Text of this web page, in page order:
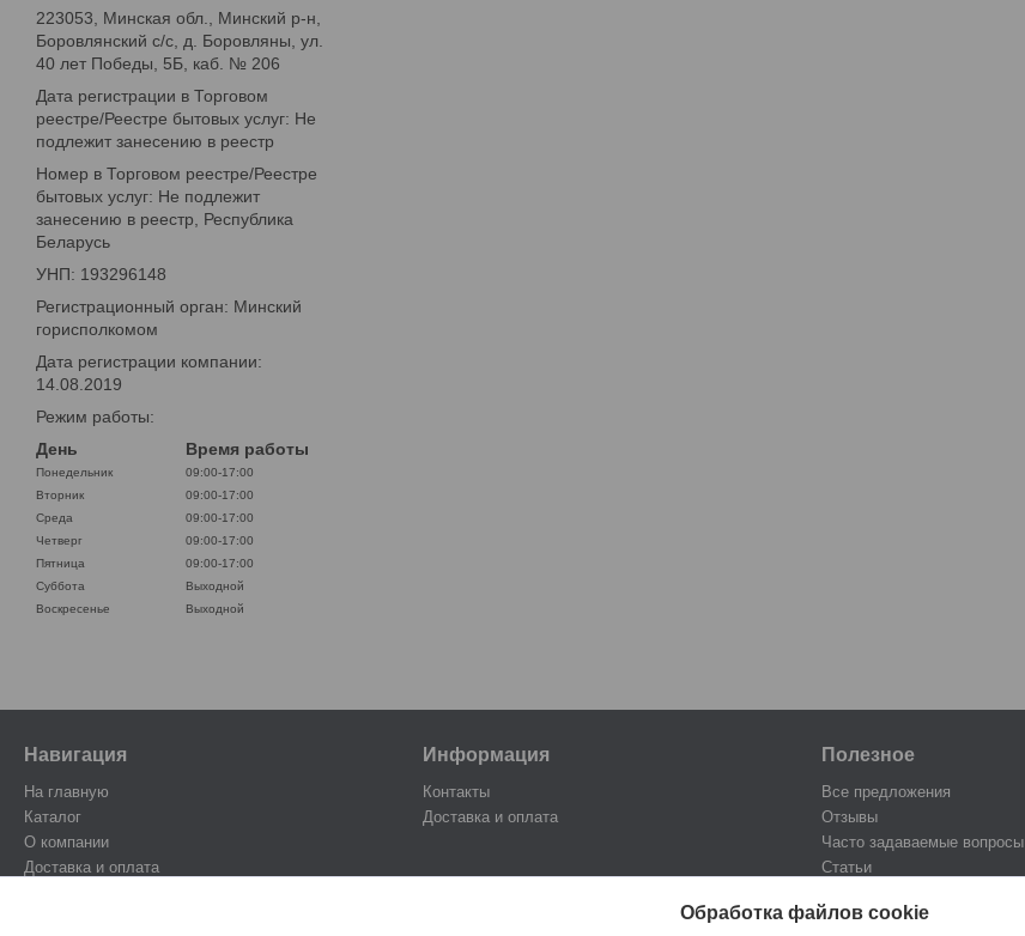
223053, Минская обл., Минский р-н,
Боровлянский с/с, д. Боровляны, ул.
40 лет Победы, 5Б, каб. № 206
Дата регистрации в Торговом
реестре/Реестре бытовых услуг: Не
подлежит занесению в реестр
Номер в Торговом реестре/Реестре
бытовых услуг: Не подлежит
занесению в реестр, Республика
Беларусь
УНП: 193296148
Регистрационный орган: Минский
горисполкомом
Дата регистрации компании:
14.08.2019
Режим работы:
День
Время работы
Понедельник
09:00-17:00
Вторник
09:00-17:00
Среда
09:00-17:00
Четверг
09:00-17:00
Пятница
09:00-17:00
Суббота
Выходной
Воскресенье
Выходной
Навигация
На главную
Каталог
О компании
Доставка и оплата
Информация
Контакты
Доставка и оплата
Полезное
Все предложения
Отзывы
Часто задаваемые вопросы
Статьи
Обработка файлов cookie